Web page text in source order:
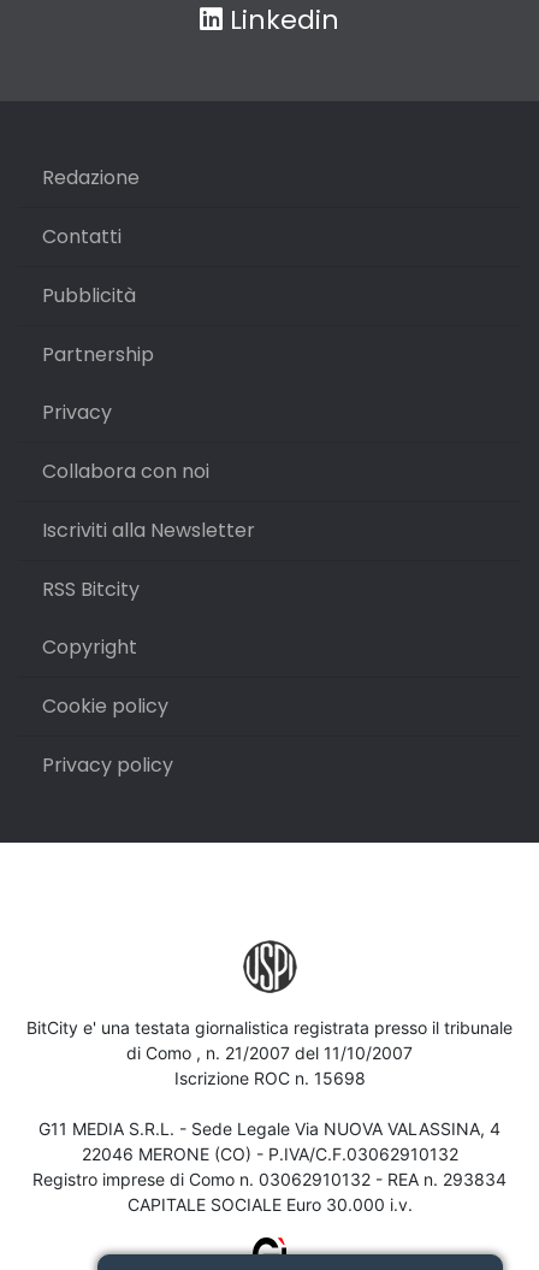
Linkedin
Redazione
Contatti
Pubblicità
Partnership
Privacy
Collabora con noi
Iscriviti alla Newsletter
RSS Bitcity
Copyright
Cookie policy
Privacy policy
BitCity e' una testata giornalistica registrata presso il tribunale
di Como , n. 21/2007 del 11/10/2007
Iscrizione ROC n. 15698
G11 MEDIA S.R.L. - Sede Legale Via NUOVA VALASSINA, 4
22046 MERONE (CO) - P.IVA/C.F.03062910132
Registro imprese di Como n. 03062910132 - REA n. 293834
CAPITALE SOCIALE Euro 30.000 i.v.